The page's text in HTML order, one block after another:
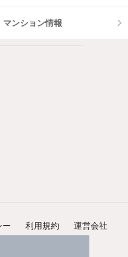
マンション情報
ー 利用規約 運営会社